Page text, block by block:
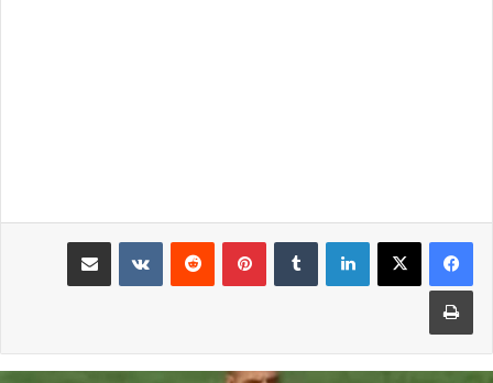
لينكدإن بينتيريست
مشاركة عبر البريد
طباعة